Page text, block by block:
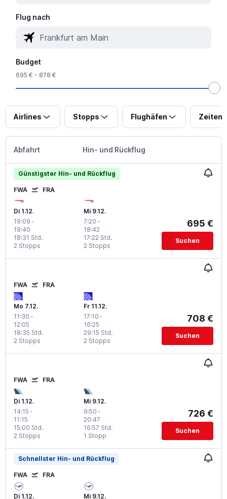
Flug nach
Budget
695 € - 878 €
Airlines Stopps Flughäfen Zeiten
Abfahrt Hin- und Rückflug
Günstigster Hin- und Rückflug
FWA FRA
Di 1.12.
19:09 -
19:40
2 Stopps
18:31 Std.
Mi 9.12.
7:20 -
18:42
2 Stopps
17:22 Std.
695 €
Suchen
FWA FRA
Mo 7.12.
11:30 -
12:05
2 Stopps
18:35 Std.
Fr 11.12.
17:10 -
16:25
2 Stopps
29:15 Std.
708 €
Suchen
FWA FRA
Di 1.12.
14:15 -
11:15
2 Stopps
15:00 Std.
Mi 9.12.
9:50 -
20:47
1 Stopp
16:57 Std.
726 €
Suchen
Schnellster Hin- und Rückflug
FWA FRA
Di 1.12. Mi 9.12.